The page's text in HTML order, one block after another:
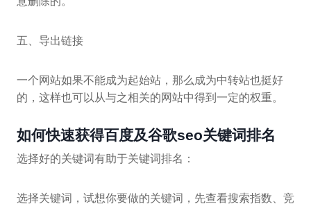
五、导出链接
一个网站如果不能成为起始站，那么成为中转站也挺好
的，这样也可以从与之相关的网站中得到一定的权重。
如何快速获得百度及谷歌seo关键词排名
选择好的关键词有助于关键词排名：
选择关键词，试想你要做的关键词，先查看搜索指数、竞